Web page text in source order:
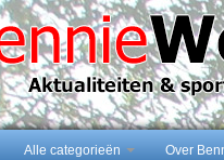
Alle categorieën Over